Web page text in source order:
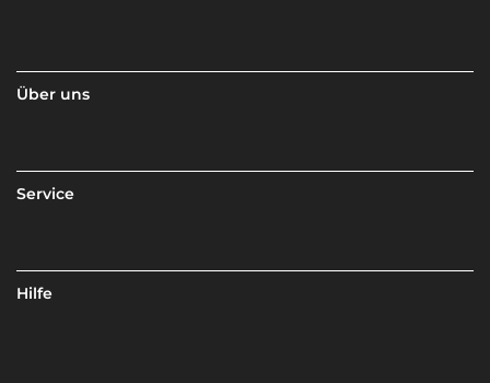
Über uns
Service
Hilfe